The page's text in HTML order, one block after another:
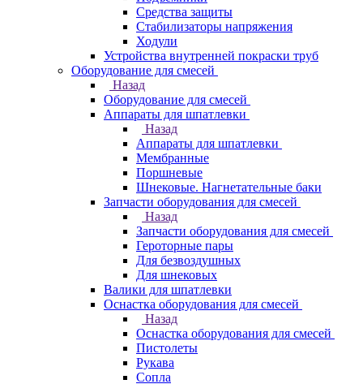
Средства защиты
Стабилизаторы напряжения
Ходули
Устройства внутренней покраски труб
Оборудование для смесей
Назад
Оборудование для смесей
Аппараты для шпатлевки
Назад
Аппараты для шпатлевки
Мембранные
Поршневые
Шнековые. Нагнетательные баки
Запчасти оборудования для смесей
Назад
Запчасти оборудования для смесей
Героторные пары
Для безвоздушных
Для шнековых
Валики для шпатлевки
Оснастка оборудования для смесей
Назад
Оснастка оборудования для смесей
Пистолеты
Рукава
Сопла